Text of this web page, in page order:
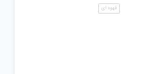
قهوه ای